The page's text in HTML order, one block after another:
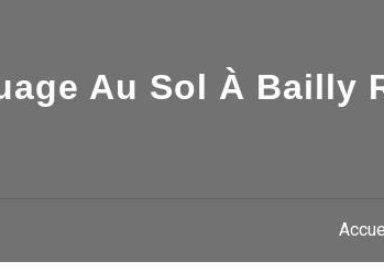
Au Sol À Bailly